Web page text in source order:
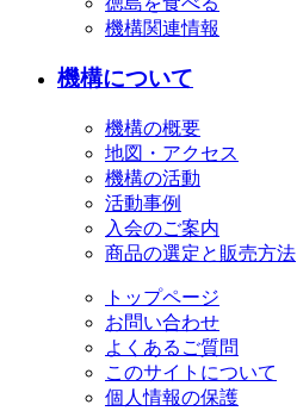
機構関連情報
機構について
機構の概要
地図・アクセス
機構の活動
活動事例
入会のご案内
商品の選定と販売方法
トップページ
お問い合わせ
よくあるご質問
このサイトについて
個人情報の保護